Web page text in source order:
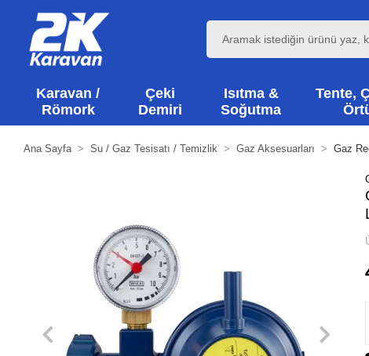
Karavan /
Römork
Çeki
Demiri
Isıtma &
Soğutma
Tente,
Ana Sayfa Su / Gaz Tesisatı / Temizlik Gaz Aksesuarları Gaz